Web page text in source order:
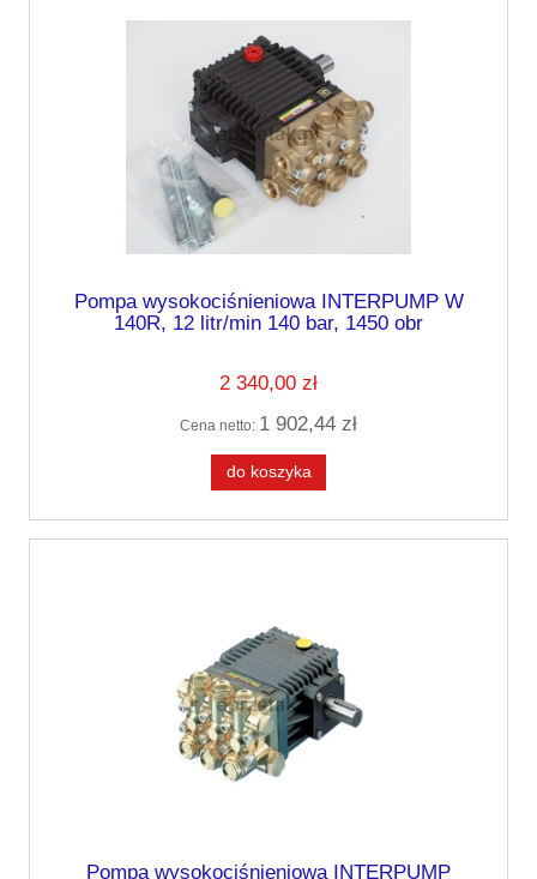
Pompa wysokociśnieniowa INTERPUMP W
140R, 12 litr/min 140 bar, 1450 obr
2 340,00 zł
Cena netto: 1 902,44 zł
do koszyka
Pompa wysokociśnieniowa INTERPUMP